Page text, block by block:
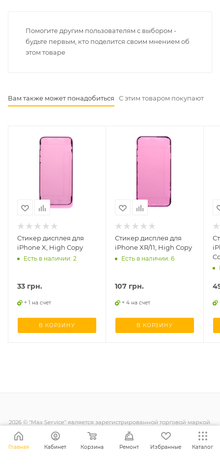
Помогите другим пользователям с выбором -
будьте первым, кто поделится своим мнением об
этом товаре
Вам также может понадобиться С этим товаром покупают
Стикер дисплея для
iPhone X, High Copy
Есть в наличии: 2
33 грн.
+ 1 на счет
В КОРЗИНУ
Стикер дисплея для
iPhone XR/11, High Copy
Есть в наличии: 6
107 грн.
+ 4 на счет
В КОРЗИНУ
2026 © “Max Service” является зарегистрированной торговой маркой.
Все права защищены.
Главная Кабинет Корзина Ремонт Избранные Каталог